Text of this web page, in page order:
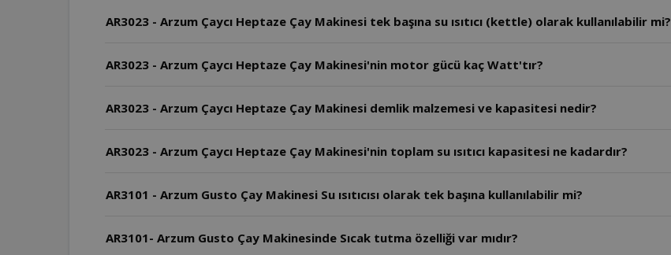
AR3023 - Arzum Çaycı Heptaze Çay Makinesi tek başına su ısıtıcı (kettle) olarak kullanılabilir mi?
AR3023 - Arzum Çaycı Heptaze Çay Makinesi'nin motor gücü kaç Watt'tır?
AR3023 - Arzum Çaycı Heptaze Çay Makinesi demlik malzemesi ve kapasitesi nedir?
AR3023 - Arzum Çaycı Heptaze Çay Makinesi'nin toplam su ısıtıcı kapasitesi ne kadardır?
AR3101 - Arzum Gusto Çay Makinesi Su ısıtıcısı olarak tek başına kullanılabilir mi?
AR3101- Arzum Gusto Çay Makinesinde Sıcak tutma özelliği var mıdır?